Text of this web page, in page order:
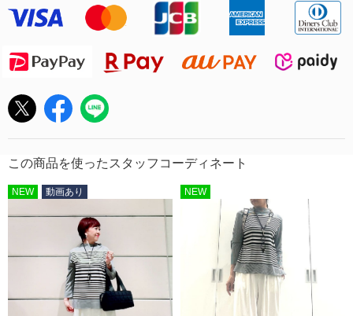
この商品を使ったスタッフコーディネート
NEW 動画あり NEW